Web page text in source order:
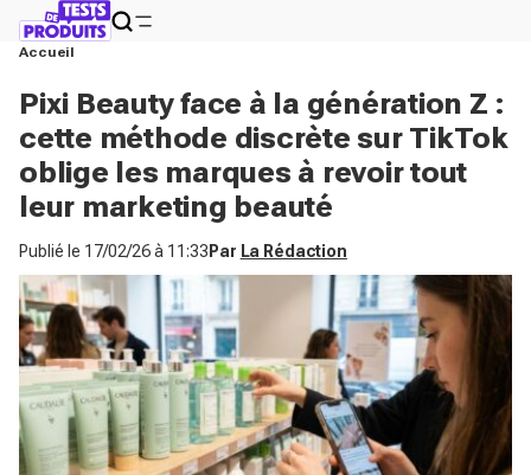
Accueil
Pixi Beauty face à la génération Z :
cette méthode discrète sur TikTok
oblige les marques à revoir tout
leur marketing beauté
Publié le 17/02/26 à 11:33 Par La Rédaction